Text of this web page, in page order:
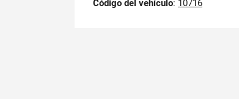
Código del vehículo: 10716